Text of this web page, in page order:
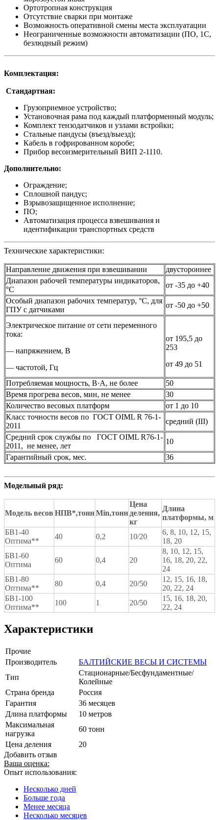
Ортотропная конструкция
Отсутствие сварки при монтаже
Возможность оперативной смены места эксплуатации
Неограниченные возможности автоматизации (ПО, 1С,
безлюдный режим)
Комплектация:
Стандартная:
Грузоприемное устройство;
Установочная рама под каждый платформенный модуль;
Комплект тензодатчиков и узлами встройки;
Стальные пандусы (въезд/выезд);
Кабель в гофрированном коробе;
Прибор весоизмерительный ВИП 2-1110.
Дополнительно:
Ограждение;
Сплошной пандус;
Взрывозащищенное исполнение;
ПО;
Автоматизация процесса взвешивания и
идентификации транспортных средств
Технические характеристики:
Направление движения при взвешивании
двустороннее
Диапазон рабочей температуры индикаторов,
°С
от -35 до +40
Особый диапазон рабочих температур, °С, для
ГПУ с датчиками
от -50 до +50
Электрическое питание от сети переменного
тока:
— напряжением, В
— частотой, Гц
от 195,5 до
253
от 49 до 51
Потребляемая мощность, В·A, не более
50
Время прогрева весов, мин, не менее
30
Количество весовых платформ
от 1 до 10
Класс точности весов по ГОСТ OIML R 76-1-
2011
средний (III)
Средний срок службы по ГОСТ OIML R76-1-
2011, не менее, лет
10
Гарантийный срок, мес.
36
Модельный ряд:
Модель весов НПВ*,тоннMin,тонн
Цена
деления,
кг
Длина
платформы, м
БВ1-40
Оптима**
40 0,2 10/20
6, 8, 10, 12, 15,
18, 20
БВ1-60
Оптима
60 0,4 20
8, 10, 12, 15,
16, 18, 20, 22,
24
БВ1-80
Оптима**
80 0,4 20/50
12, 15, 16, 18,
20, 22, 24
БВ1-100
Оптима**
100 1 20/50
15, 16, 18, 20,
22, 24
Характеристики
Прочие
Производитель
БАЛТИЙСКИЕ ВЕСЫ И СИСТЕМЫ
Тип
Стационарные/Бесфундаментные/
Колейные
Страна бренда
Россия
Гарантия
36 месяцев
Длина платформы
10 метров
Максимальная
нагрузка
60 тонн
Цена деления
20
Добавить отзыв
Ваша оценка:
Опыт использования:
Несколько дней
Больше года
Менее месяца
Несколько месяцев